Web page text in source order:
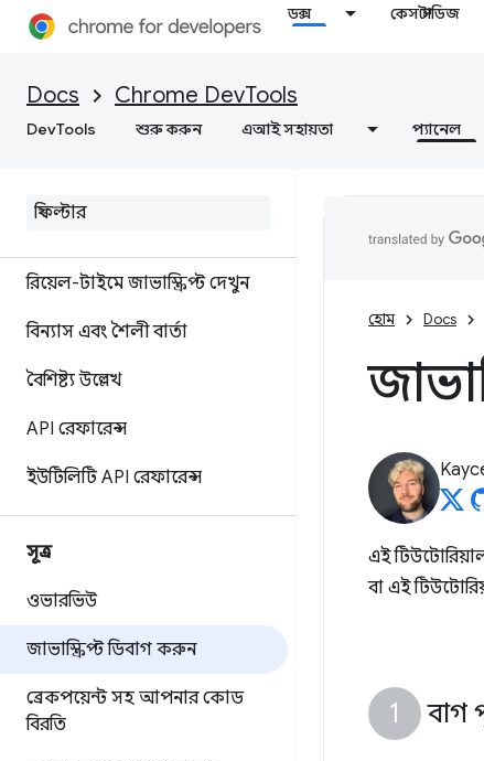
ডক্স কেস স্টাডিজ
Docs Chrome DevTools
DevTools শুরু করুন এআই সহায়তা প্যানেল
কনসোল
কনসোল অন্তর্দৃষ্টি সহ ত্রুটি এবং
সতর্কতাগুলি বুঝুন
রিয়েল-টাইমে জাভাস্ক্রিপ্ট দেখুন
বিন্যাস এবং শৈলী বার্তা
বৈশিষ্ট্য উল্লেখ
API রেফারেন্স
ইউটিলিটি API রেফারেন্স
সূত্র
ওভারভিউ
জাভাস্ক্রিপ্ট ডিবাগ করুন
ব্রেকপয়েন্ট সহ আপনার কোড
বিরতি
হোম Docs
এই
বা এই
বাগ